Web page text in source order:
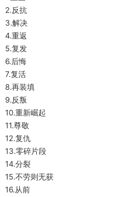
2.反抗
3.解决
4.重返
5.复发
6.后悔
7.复活
8.再装填
9.反叛
10.重新崛起
11.尊敬
12.复仇
13.零碎片段
14.分裂
15.不劳则无获
16.从前